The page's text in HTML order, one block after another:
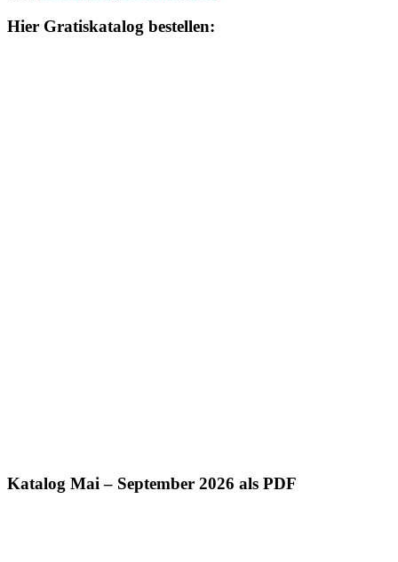
Hier Gratiskatalog bestellen:
Katalog Mai – September 2026 als PDF